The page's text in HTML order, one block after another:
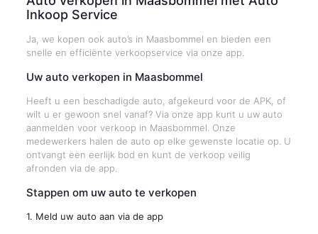
Inkoop Service
Ja, we kopen ook auto’s in Maasbommel en bieden een
snelle en efficiënte verkoopservice via onze app.
Uw auto verkopen in Maasbommel
Heeft u een beschadigde auto, afgekeurd voor de APK, of
wilt u er gewoon snel vanaf? Via onze app kunt u uw auto
aanmelden voor verkoop in Maasbommel. Onze
medewerkers halen de auto op elke gewenste locatie op. U
ontvangt een eerlijk bod en kunt de verkoop veilig
afronden via de app.
Stappen om uw auto te verkopen
1. Meld uw auto aan via de app